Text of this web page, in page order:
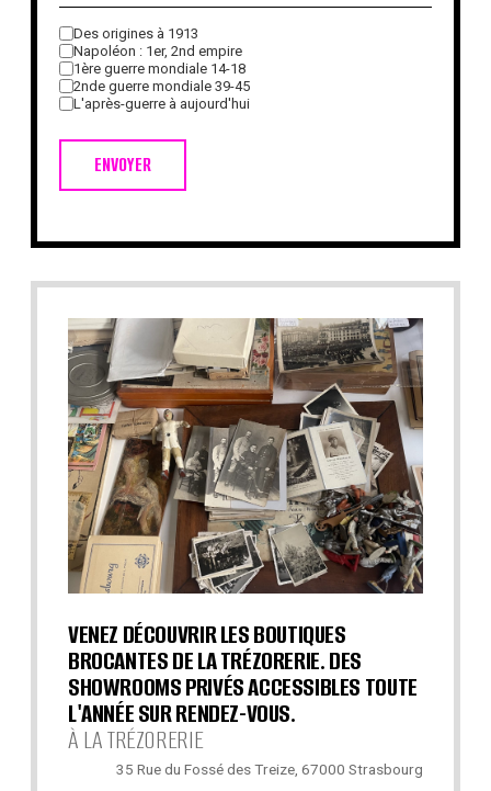
ENVOYER
Des origines à 1913
Napoléon : 1er, 2nd empire
1ère guerre mondiale 14-18
2nde guerre mondiale 39-45
L'après-guerre à aujourd'hui
VENEZ DÉCOUVRIR LES BOUTIQUES
BROCANTES DE LA TRÉZORERIE. DES
SHOWROOMS PRIVÉS ACCESSIBLES TOUTE
L'ANNÉE SUR RENDEZ-VOUS.
À LA TRÉZORERIE
35 Rue du Fossé des Treize, 67000 Strasbourg